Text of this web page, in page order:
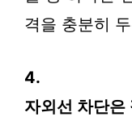
격을 충분히
4.
자외선 차단은